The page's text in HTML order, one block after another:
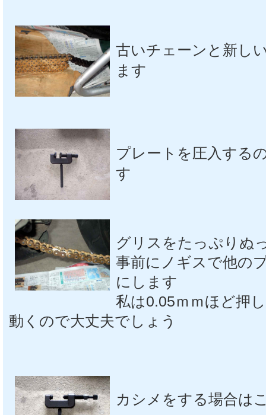
古いチェーンと新し
ます
プレートを圧入する
す
グリスをたっぷりぬ
事前にノギスで他の
にします
私は0.05ｍｍほど押
動くので大丈夫でしょう
カシメをする場合は